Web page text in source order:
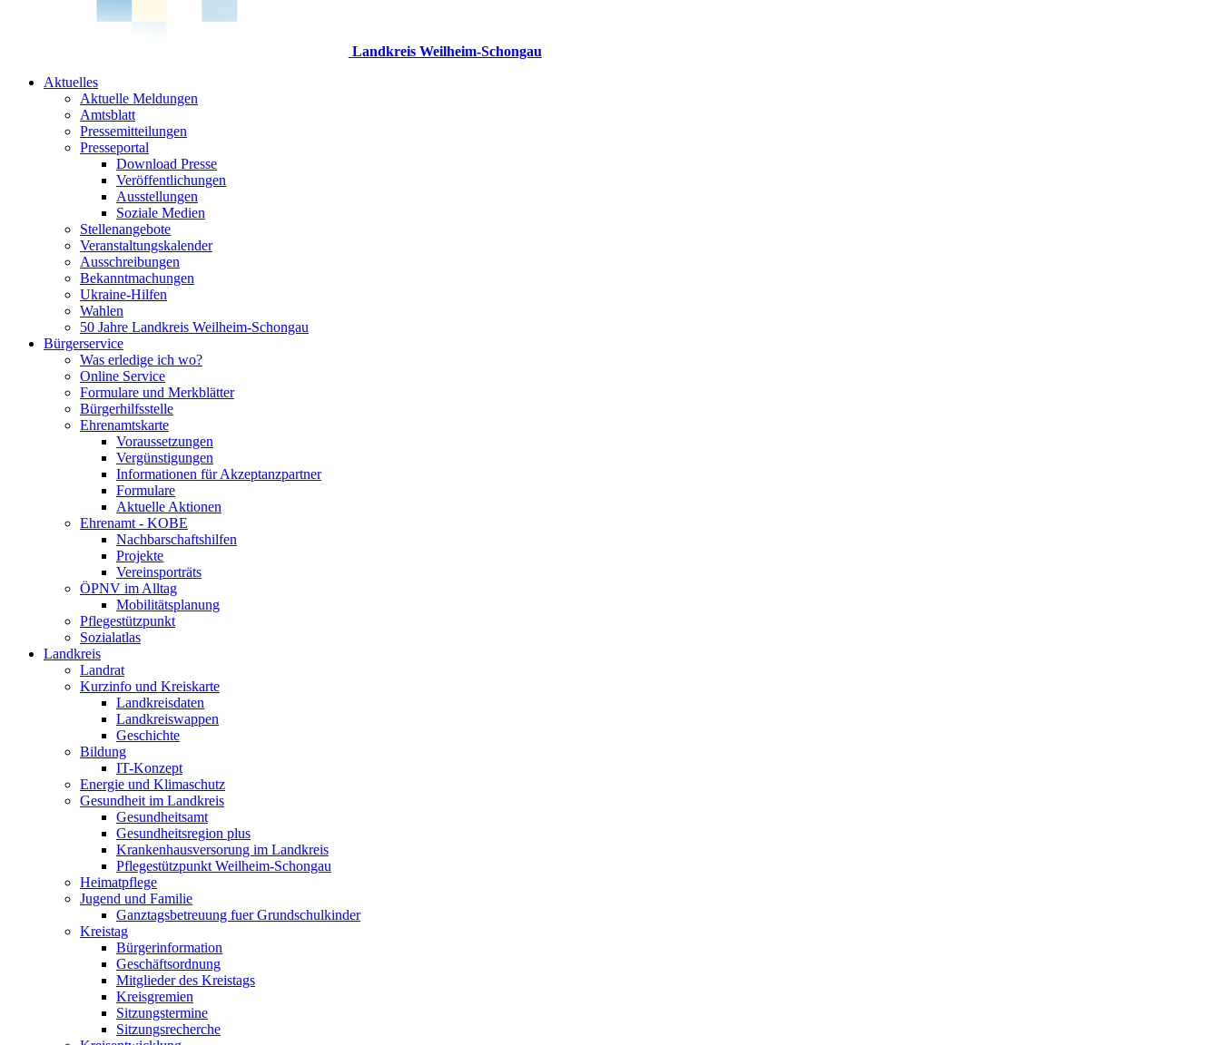
Landkreis Weilheim-Schongau
Aktuelles
Aktuelle Meldungen
Amtsblatt
Pressemitteilungen
Presseportal
Download Presse
Veröffentlichungen
Ausstellungen
Soziale Medien
Stellenangebote
Veranstaltungskalender
Ausschreibungen
Bekanntmachungen
Ukraine-Hilfen
Wahlen
50 Jahre Landkreis Weilheim-Schongau
Bürgerservice
Was erledige ich wo?
Online Service
Formulare und Merkblätter
Bürgerhilfsstelle
Ehrenamtskarte
Voraussetzungen
Vergünstigungen
Informationen für Akzeptanzpartner
Formulare
Aktuelle Aktionen
Ehrenamt - KOBE
Nachbarschaftshilfen
Projekte
Vereinsporträts
ÖPNV im Alltag
Mobilitätsplanung
Pflegestützpunkt
Sozialatlas
Landkreis
Landrat
Kurzinfo und Kreiskarte
Landkreisdaten
Landkreiswappen
Geschichte
Bildung
IT-Konzept
Energie und Klimaschutz
Gesundheit im Landkreis
Gesundheitsamt
Gesundheitsregion plus
Krankenhausversorung im Landkreis
Pflegestützpunkt Weilheim-Schongau
Heimatpflege
Jugend und Familie
Ganztagsbetreuung fuer Grundschulkinder
Kreistag
Bürgerinformation
Geschäftsordnung
Mitglieder des Kreistags
Kreisgremien
Sitzungstermine
Sitzungsrecherche